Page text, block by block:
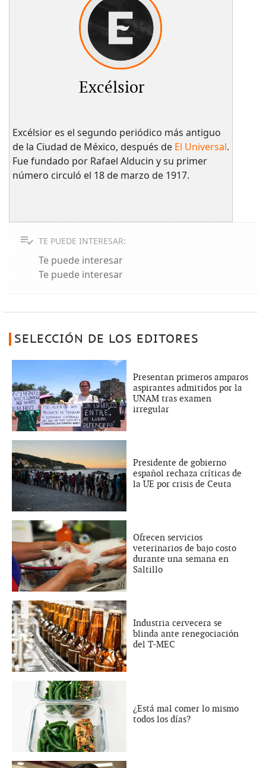
Excélsior
Excélsior es el segundo periódico más antiguo
de la Ciudad de México, después de El Universal.
Fue fundado por Rafael Alducin y su primer
número circuló el 18 de marzo de 1917.
TE PUEDE INTERESAR:
Te puede interesar
Te puede interesar
SELECCIÓN DE LOS EDITORES
Presentan primeros amparos
aspirantes admitidos por la
UNAM tras examen
irregular
Presidente de gobierno
español rechaza críticas de
la UE por crisis de Ceuta
Ofrecen servicios
veterinarios de bajo costo
durante una semana en
Saltillo
Industria cervecera se
blinda ante renegociación
del T-MEC
¿Está mal comer lo mismo
todos los días?